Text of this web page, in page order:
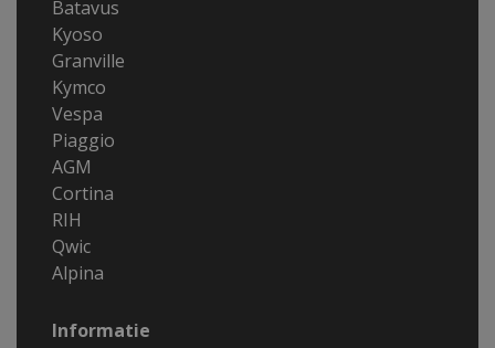
Batavus
Kyoso
Granville
Kymco
Vespa
Piaggio
AGM
Cortina
RIH
Qwic
Alpina
Informatie